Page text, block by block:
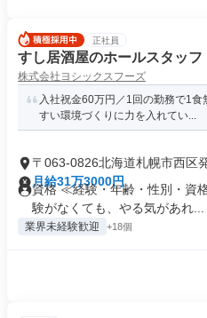
正社員
すし居酒屋のホールスタッフ
株式会社ヨシックスフーズ
入社祝金60万円／1回の勤務で1
すい環境づくりに力を入れてい...
〒063-0826北海道札幌市西区
月給31万3000円
資格 ≪経験・年齢・性別・資
験がなくても、やる気があれ...
業界未経験歓迎 +18個